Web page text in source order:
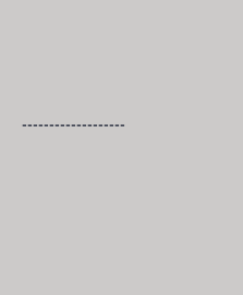
-------------------